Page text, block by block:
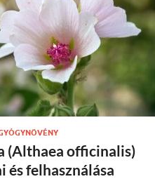
(Althaea officinalis)
és felhasználása